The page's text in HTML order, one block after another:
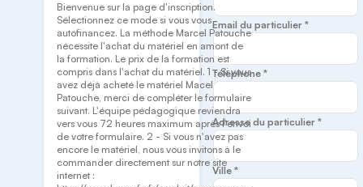
Bienvenue sur la page d'inscription.
Sélectionnez ce mode si vous vous
autofinancez. La méthode Marcel Patouche
nécessite l'achat du matériel en amont de
la formation. Le prix de la formation est
compris dans l'achat du matériel. 1 - Si vous
avez déjà acheté le matériel Macel
Patouche, merci de compléter le formulaire
suivant. L'équipe pédagogique reviendra
vers vous 72 heures maximum après l'envoi
de votre formulaire. 2 - Si vous n'avez pas
encore le matériel, nous vous invitons à le
commander directement sur notre site
internet :
Email du particulier *
Téléphone *
Adresse du particulier *
Ville *